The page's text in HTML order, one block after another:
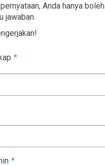
Anda hanya boleh
jawaban.
*
*